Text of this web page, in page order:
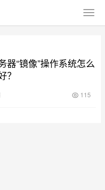
器“镜像”操作系统怎么
？
115